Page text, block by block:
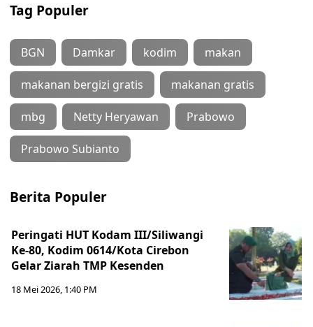
Tag Populer
BGN Damkar kodim makan
makanan bergizi gratis makanan gratis
mbg Netty Heryawan Prabowo
Prabowo Subianto
Berita Populer
Peringati HUT Kodam III/Siliwangi
Ke-80, Kodim 0614/Kota Cirebon
Gelar Ziarah TMP Kesenden
18 Mei 2026, 1:40 PM